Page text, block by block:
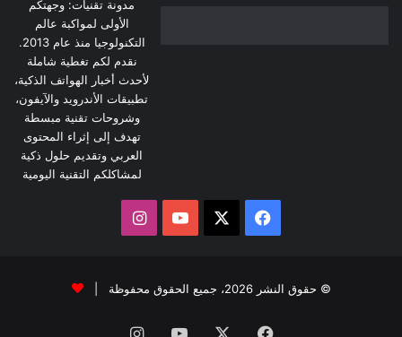
مدونة تقنيات: وجهتكم
الأولى لمواكبة عالم
التكنولوجيا منذ عام 2013.
نقدم لكم تغطية شاملة
لأحدث أخبار الهواتف الذكية،
تطبيقات الأندرويد والآيفون،
وشروحات تقنية مبسطة
تهدف إلى إثراء المحتوى
العربي وتقديم حلول ذكية
لمشاكلكم التقنية اليومية
فيسبوك ‫YouTubeانستقرام
© حقوق النشر 2026، جميع الحقوق محفوظة |
فيسبوك ‫YouTubeانستقرام